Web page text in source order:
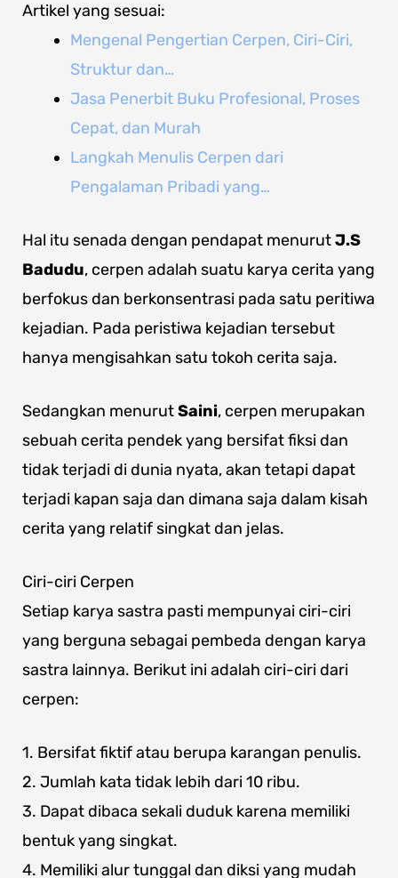
Artikel yang sesuai:
Mengenal Pengertian Cerpen, Ciri-Ciri,
Struktur dan…
Jasa Penerbit Buku Profesional, Proses
Cepat, dan Murah
Langkah Menulis Cerpen dari
Pengalaman Pribadi yang…
Hal itu senada dengan pendapat menurutJ.S
Badudu, cerpen adalah suatu karya cerita yang
berfokus dan berkonsentrasi pada satu peritiwa
kejadian. Pada peristiwa kejadian tersebut
hanya mengisahkan satu tokoh cerita saja.
Sedangkan menurutSaini, cerpen merupakan
sebuah cerita pendek yang bersifat fiksi dan
tidak terjadi di dunia nyata, akan tetapi dapat
terjadi kapan saja dan dimana saja dalam kisah
cerita yang relatif singkat dan jelas.
Ciri-ciri Cerpen
Setiap karya sastra pasti mempunyai ciri-ciri
yang berguna sebagai pembeda dengan karya
sastra lainnya. Berikut ini adalah ciri-ciri dari
cerpen:
1. Bersifat fiktif atau berupa karangan penulis.
2. Jumlah kata tidak lebih dari 10 ribu.
3. Dapat dibaca sekali duduk karena memiliki
bentuk yang singkat.
4. Memiliki alur tunggal dan diksi yang mudah